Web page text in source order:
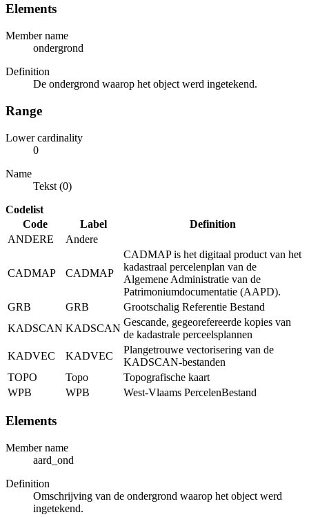
Elements
Member name
ondergrond
Definition
De ondergrond waarop het object werd ingetekend.
Range
Lower cardinality
0
Name
Tekst (0)
Codelist
Code
Label
Definition
ANDERE
Andere
CADMAP CADMAP
CADMAP is het digitaal product van het
kadastraal percelenplan van de
Algemene Administratie van de
Patrimoniumdocumentatie (AAPD).
GRB
GRB
Grootschalig Referentie Bestand
KADSCAN KADSCAN
Gescande, gegeorefereerde kopies van
de kadastrale perceelsplannen
KADVEC
KADVEC
Plangetrouwe vectorisering van de
KADSCAN-bestanden
TOPO
Topo
Topografische kaart
WPB
WPB West-Vlaams PercelenBestand
Elements
Member name
aard_ond
Definition
Omschrijving van de ondergrond waarop het object werd
ingetekend.